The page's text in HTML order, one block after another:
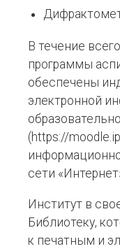
В течение
программы
обеспечены
электронной
(https://
сети
Институт в
Библиотеку,
к печатным и